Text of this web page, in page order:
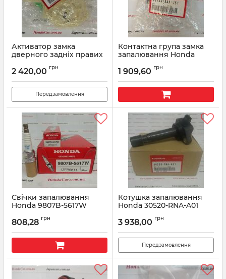
Активатор замка
дверного задніх правих
003
Артикул: 72115S5A003
2 420,00 грн
Передзамовлення
Контактна група замка
запалювання Honda
Артикул: 35130SAAJ51
1 909,60 грн
Свічки запалювання
Honda 9807B-5617W
808,28 грн
Котушка запалювання
Honda 30520-RNA-A01
3 938,00 грн
Передзамовлення